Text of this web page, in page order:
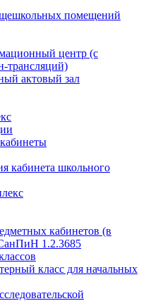
помещений
центр (с
трансляций)
актовый зал
кабинета школьного
кабинетов (в
1.2.3685
класс для начальных